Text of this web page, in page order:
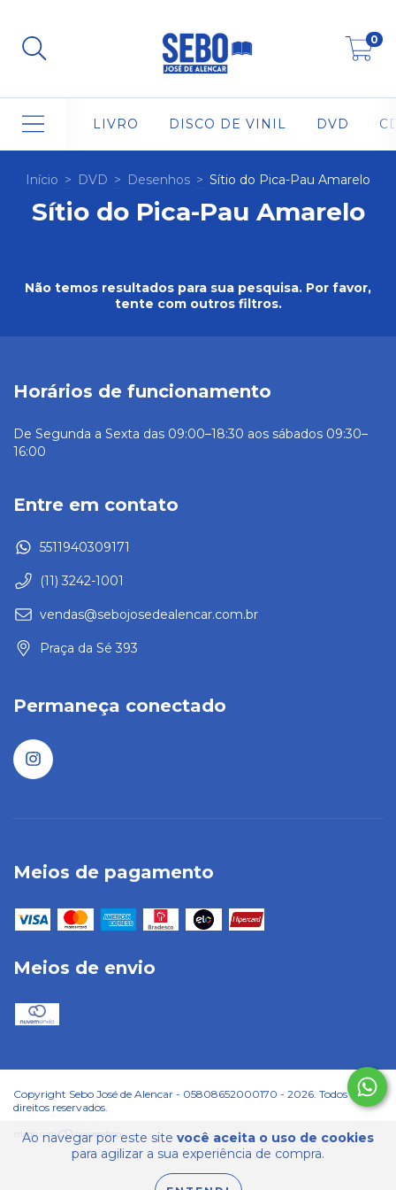
0
LIVRO DISCO DE VINIL DVD
Ao navegar por este site você aceita o uso de cookies
para agilizar a sua experiência de compra.
Início > DVD > Desenhos > Sítio do Pica-Pau Amarelo
Sítio do Pica-Pau Amarelo
Não temos resultados para sua pesquisa. Por favor,
tente com outros filtros.
Horários de funcionamento
De Segunda a Sexta das 09:00–18:30 aos sábados 09:30–
16:00
Entre em contato
5511940309171
(11) 3242-1001
vendas@sebojosedealencar.com.br
Praça da Sé 393
Permaneça conectado
Meios de pagamento
Meios de envio
Copyright Sebo José de Alencar - 05808652000170 - 2026. Todos os
direitos reservados.